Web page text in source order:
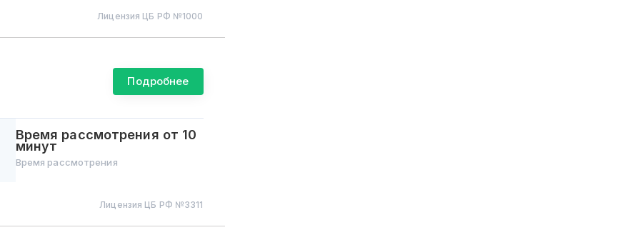
Лицензия ЦБ РФ №1000
Подробнее
Время рассмотрения от 10
минут
Время рассмотрения
Лицензия ЦБ РФ №3311